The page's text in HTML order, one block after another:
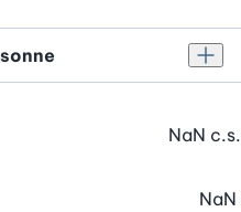
NaN c.s.
NaN